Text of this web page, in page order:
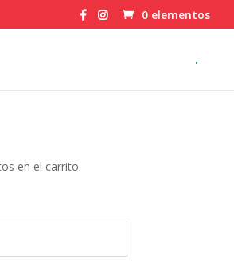
0 elementos
.
en el carrito.